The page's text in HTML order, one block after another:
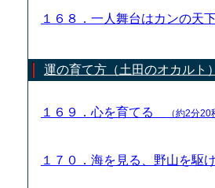
１６８．一人舞台はカンの天
運の育て方（土田のオカルト）
１６９．心を育てる （約2分20
１７０．海を見る、野山を駆